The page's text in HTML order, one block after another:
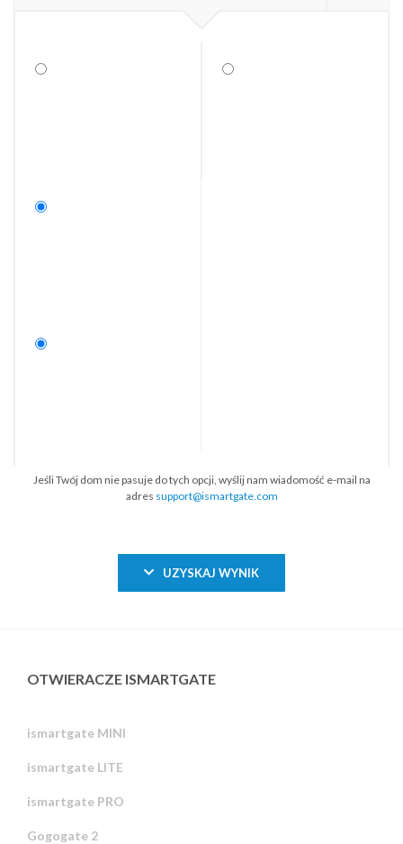
Jeśli Twój dom nie pasuje do tych opcji, wyślij nam wiadomość e-mail na
adres support@ismartgate.com
UZYSKAJ WYNIK
OTWIERACZE ISMARTGATE
ismartgate MINI
ismartgate LITE
ismartgate PRO
Gogogate 2